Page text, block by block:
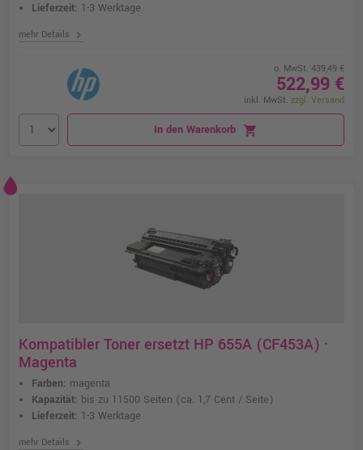
Lieferzeit: 1-3 Werktage
mehr Details chevron_right
o. MwSt. 439,49 €
522,99 €
inkl. MwSt. zzgl. Versand
In den Warenkorb shopping_cart
Kompatibler Toner ersetzt HP 655A (CF453A) ·
Magenta
Farben: magenta
Kapazität: bis zu 11500 Seiten (ca. 1,7 Cent / Seite)
Lieferzeit: 1-3 Werktage
mehr Details chevron_right